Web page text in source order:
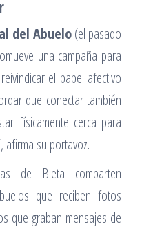
del Abuelo(el pasado
una campaña para
el papel afectivo
que conectar también
físicamente cerca para
afirma su portavoz.
de Bleta comparten
que reciben fotos
que graban mensajes de